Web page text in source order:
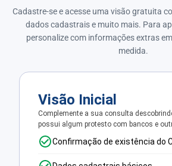
Cadastre-se e acesse uma visão gratuita
dados cadastrais e muito mais. Para
personalize com informações extras
medida.
Visão Inicial
Complemente a sua consulta
possui algum protesto com bancos e
Confirmação de existência do